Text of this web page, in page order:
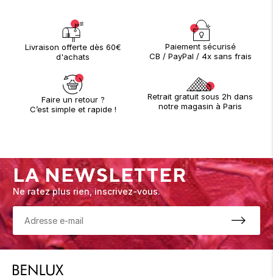
Livraison offerte dès 60€
d'achats
Paiement sécurisé
CB / PayPal / 4x sans frais
Faire un retour ?
C’est simple et rapide !
Retrait gratuit sous 2h dans
notre magasin à Paris
LA NEWSLETTER
Ne ratez plus rien, inscrivez-vous.